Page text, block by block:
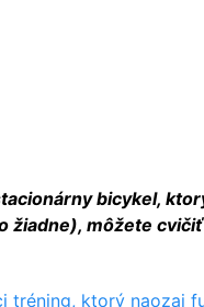
bicykel,
žiadne), môžete
tréning, ktorý naozaj